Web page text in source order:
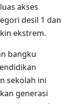
akses
desil 1 dan
ekstrem.
bangku
sekolah ini
generasi